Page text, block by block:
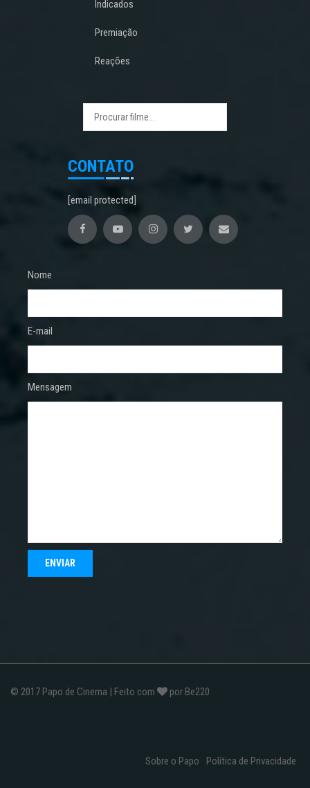
Indicados
Premiação
Reações
CONTATO
[email protected]
Nome
E-mail
Mensagem
© 2017 Papo de Cinema | Feito com por Be220
Sobre o Papo Política de Privacidade